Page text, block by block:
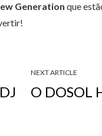
Generation que
NEXT ARTICLE
O DOSOL